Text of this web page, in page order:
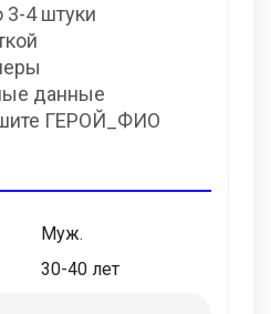
3-4 штуки
данные
ГЕРОЙ_ФИО
Муж.
30-40 лет